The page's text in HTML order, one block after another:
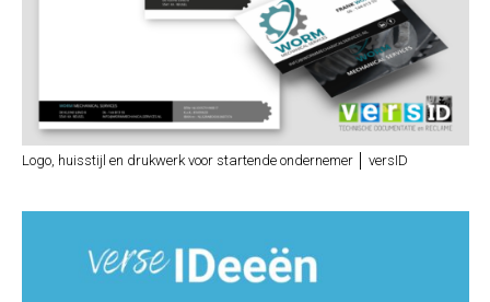
Logo, huisstijl en drukwerk voor startende ondernemer │ versID